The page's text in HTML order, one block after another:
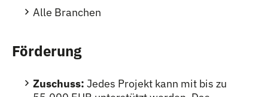
Alle Branchen
Förderung
Zuschuss: Jedes Projekt kann mit bis zu